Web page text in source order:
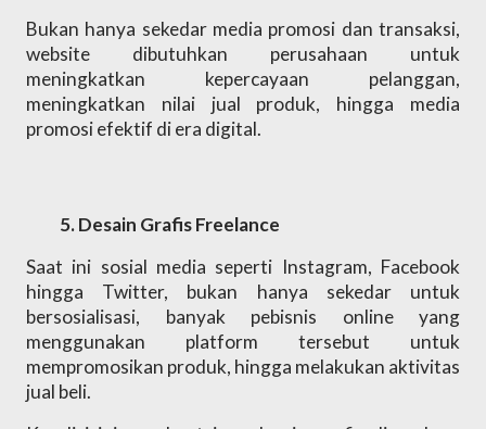
Bukan hanya sekedar media promosi dan transaksi,
website dibutuhkan perusahaan untuk
meningkatkan kepercayaan pelanggan,
meningkatkan nilai jual produk, hingga media
promosi efektif di era digital.
Desain Grafis Freelance
Saat ini sosial media seperti Instagram, Facebook
hingga Twitter, bukan hanya sekedar untuk
bersosialisasi, banyak pebisnis online yang
menggunakan platform tersebut untuk
mempromosikan produk, hingga melakukan aktivitas
jual beli.